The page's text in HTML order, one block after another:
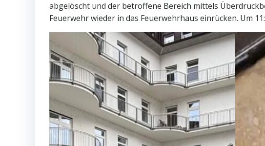
abgelöscht und der betroffene Bereich mittels
Feuerwehr wieder in das Feuerwehrhaus einrücken. Um